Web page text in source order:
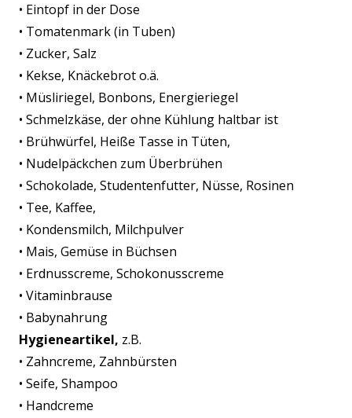
• Eintopf in der Dose
• Tomatenmark (in Tuben)
• Zucker, Salz
• Kekse, Knäckebrot o.ä.
• Müsliriegel, Bonbons, Energieriegel
• Schmelzkäse, der ohne Kühlung haltbar ist
• Brühwürfel, Heiße Tasse in Tüten,
• Nudelpäckchen zum Überbrühen
• Schokolade, Studentenfutter, Nüsse, Rosinen
• Tee, Kaffee,
• Kondensmilch, Milchpulver
• Mais, Gemüse in Büchsen
• Erdnusscreme, Schokonusscreme
• Vitaminbrause
• Babynahrung
Hygieneartikel, z.B.
• Zahncreme, Zahnbürsten
• Seife, Shampoo
• Handcreme